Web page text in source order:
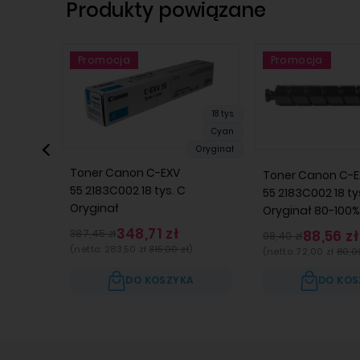
Produkty powiązane
18 tys.
Cyan
Oryginał
Promocja
Toner Canon C-EXV
55 2183C002 18 tys. C
Oryginał
387,45 zł348,71 zł
(netto: 283,50 zł 315,00 zł
DO KOSZYKA
Promocja Promocja
Toner Canon C-
55 2183C002 18
Oryginał 80-100%
98,40 zł88,56 zł
(netto: 72,00 zł
DO
Promocja